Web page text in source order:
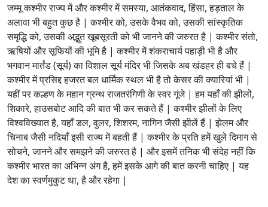
जम्मू कश्मीर राज्य में और कश्मीर में समस्या, आतंकवाद, हिंसा, हड़ताल के
अलावा भी बहुत कुछ है | कश्मीर को, उसके वैभव को, उसकी सांस्कृतिक
समृद्धि को, उसकी अद्भुत खूबसूरती को भी जानने की जरुरत है | कश्मीर संतो,
ऋषियों और सूफियों की भूमि है | कश्मीर में शंकराचार्य पहाड़ी भी है और
भगवान मार्तंड (सूर्य) का विशाल सूर्य मंदिर भी जिसके अब खंडहर ही बचे हैं |
कश्मीर में प्रसिद्द हजरत बल धार्मिक स्थल भी है तो केसर की क्यारियां भी |
यहीं पर कल्हण के महान ग्रन्थ राजतरंगिणी के स्वर गूंजे | हम यहाँ की झीलों,
शिकारे, हाउसबोट आदि की बात भी कर सकते हैं | कश्मीर झीलों के लिए
विश्वविख्यात है, यहाँ डल, वुलर, शिशरम, नागिन जैसी झीलें हैं | झेलम और
चिनाब जैसी नदियाँ इसी राज्य में बहती हैं | कश्मीर के प्रति हमें खुले दिमाग से
सोचने, जानने और समझने की जरुरत है | और इसमें तनिक भी संदेह नहीं कि
कश्मीर भारत का अभिन्न अंग है, हमें इसके आगे की बात करनी चाहिए | यह
देश का स्वर्णमुकुट था, है और रहेगा |